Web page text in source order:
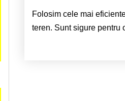
Folosim cele mai
teren. Sunt sigure pentru